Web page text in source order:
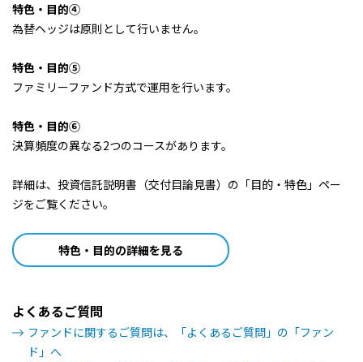
2011/08/01 0円
2011/01/31
2010/02/01 0円
2009/07/31 0円
2009/02/02 0円
2008/07/31 0円
2008/01/31
2007/07/31
特色・目的④
為替ヘッジは原則として行いません。
特色・目的⑤
ファミリーファンド方式で運用を行います。
特色・目的⑥
決算頻度の異なる2つのコースがあります。
詳細は、投資信託説明書（交付目論見書）の「目的・特色」ペー
ジをご覧ください。
特色・目的の詳細を見る
よくあるご質問
ファンドに関するご質問は、「よくあるご質問」の「ファン
ド」へ